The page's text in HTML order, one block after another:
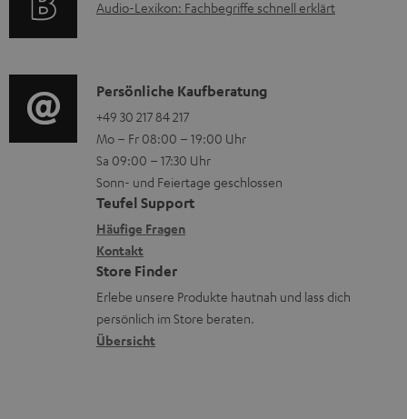
e
i
e
n
z
u
m
V
e
r
s
a
r
t
i
o
n
e
n
z
u
r
G
A
i
o
-
L
e
x
i
k
o
n
Audio-Lexikon: Fachbegriffe schnell erklärt
K
o
n
t
a
k
t
d
a
t
Persönliche Kaufberatung
+49 30 217 84 217
Mo – Fr 08:00 – 19:00 Uhr
Sa 09:00 – 17:30 Uhr
Sonn- und Feiertage geschlossen
Teufel Support
Häufige Fragen
Kontakt
Store Finder
Erlebe unsere Produkte hautnah und lass dich
persönlich im Store beraten.
Übersicht